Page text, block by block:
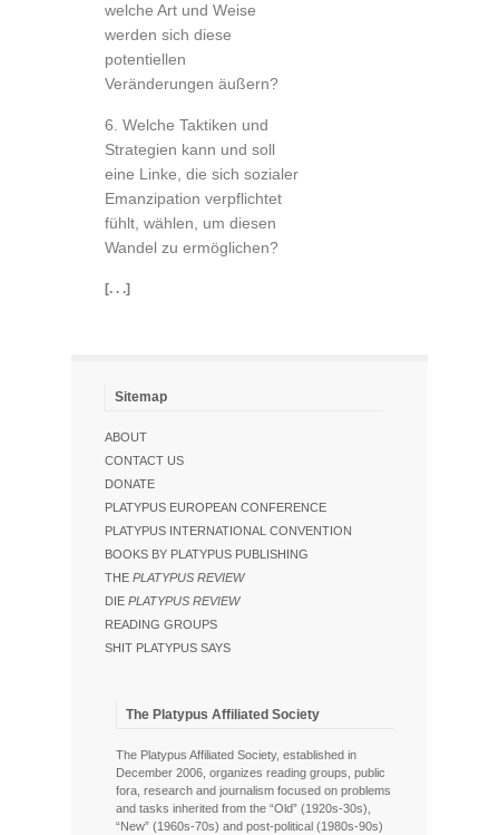
welche Art und Weise
werden sich diese
potentiellen
Veränderungen äußern?
6. Welche Taktiken und
Strategien kann und soll
eine Linke, die sich sozialer
Emanzipation verpflichtet
fühlt, wählen, um diesen
Wandel zu ermöglichen?
[. . .]
Sitemap
ABOUT
CONTACT US
DONATE
PLATYPUS EUROPEAN CONFERENCE
PLATYPUS INTERNATIONAL CONVENTION
BOOKS BY PLATYPUS PUBLISHING
THE PLATYPUS REVIEW
DIE PLATYPUS REVIEW
READING GROUPS
SHIT PLATYPUS SAYS
The Platypus Affiliated Society
The Platypus Affiliated Society, established in
December 2006, organizes reading groups, public
fora, research and journalism focused on problems
and tasks inherited from the “Old” (1920s-30s),
“New” (1960s-70s) and post-political (1980s-90s)